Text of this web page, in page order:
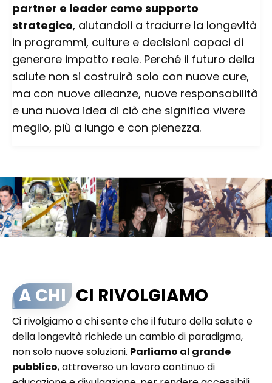
partner e leader come supporto
strategico, aiutandoli a tradurre la longevità
in programmi, culture e decisioni capaci di
generare impatto reale. Perché il futuro della
salute non si costruirà solo con nuove cure,
ma con nuove alleanze, nuove responsabilità
e una nuova idea di ciò che significa vivere
meglio, più a lungo e con pienezza.
A CHI CI RIVOLGIAMO
Ci rivolgiamo a chi sente che il futuro della salute e
della longevità richiede un cambio di paradigma,
non solo nuove soluzioni. Parliamo al grande
pubblico, attraverso un lavoro continuo di